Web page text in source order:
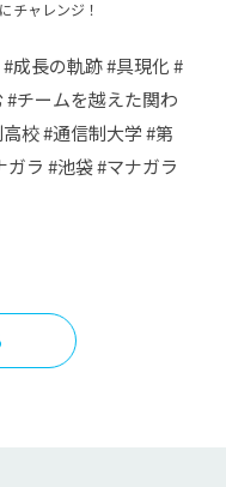
チャレンジ！
成長の軌跡 #具現化 #
#チームを越えた関わ
校 #通信制大学 #第
ラ #池袋 #マナガラ